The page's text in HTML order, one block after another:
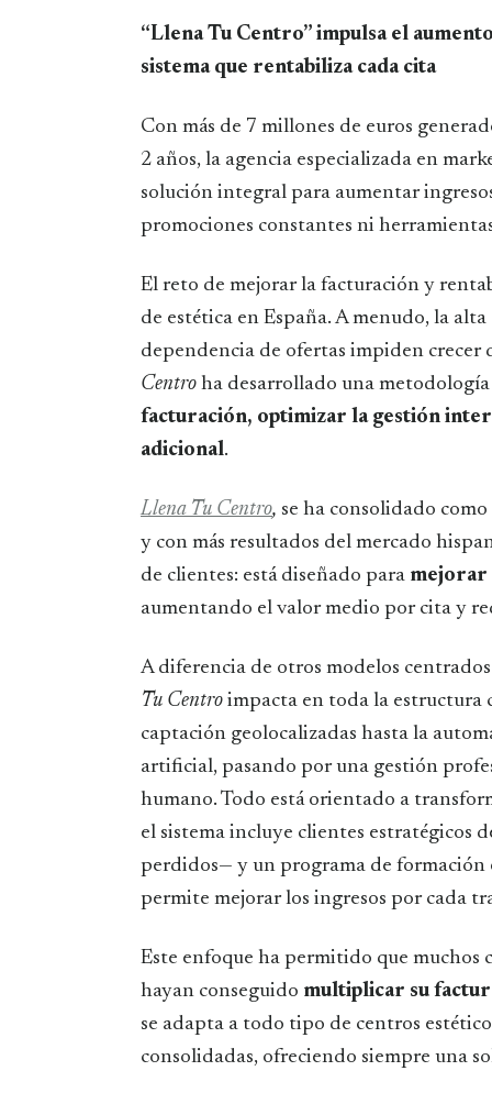
“Llena Tu Centro” impulsa el aumento de facturación en centros de estética con un
sistema que rentabiliza cada cita
Con más de 7 millones de euros
2 años, la agencia especializada en
solución integral para aumentar
promociones constantes ni
El reto de mejorar la facturación y
de estética en España. A menudo, la
dependencia de ofertas impiden crecer
Centro ha desarrollado una
facturación, optimizar la gestión
adicional.
Llena Tu Centro, se ha consolidado
y con más resultados del mercado
de clientes: está diseñado para mejorar
aumentando el valor medio por cita y
A diferencia de otros modelos
Tu Centro impacta en toda la estructura
captación geolocalizadas hasta la
artificial, pasando por una gestión
humano. Todo está orientado a
el sistema incluye clientes estratégicos
perdidos— y un programa de formación
permite mejorar los ingresos por cada
Este enfoque ha permitido que muchos
hayan conseguido multiplicar su
se adapta a todo tipo de centros
consolidadas, ofreciendo siempre una